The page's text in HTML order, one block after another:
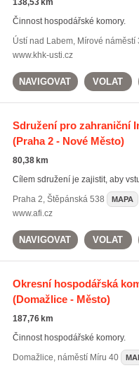
138,53 km
Činnost hospodářské komory.
Ústí nad Labem, Mírové náměstí
www.khk-usti.cz
NAVIGOVAT VOLAT
Sdružení pro zahraniční
(Praha 2 - Nové Město)
80,38 km
Cílem sdružení je zajistit, aby
Praha 2, Štěpánská 538 MAPA
www.afi.cz
NAVIGOVAT VOLAT
Okresní hospodářská
(Domažlice - Město)
187,76 km
Činnost hospodářské komory.
Domažlice, náměstí Míru 40